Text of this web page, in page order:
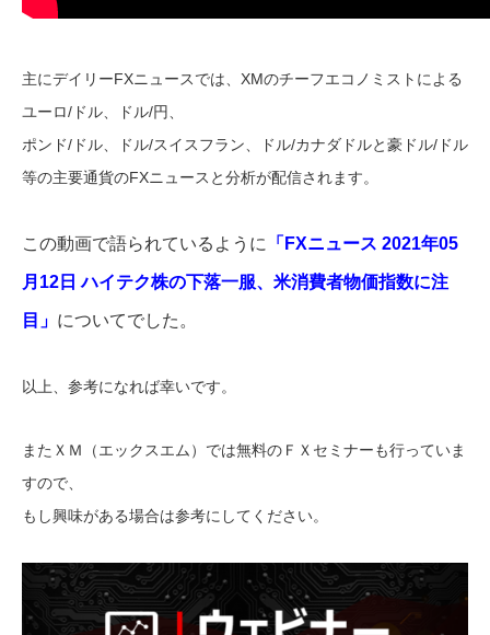
主にデイリーFXニュースでは、XMのチーフエコノミストによる
ユーロ/ドル、ドル/円、
ポンド/ドル、ドル/スイスフラン、ドル/カナダドルと豪ドル/ドル
等の主要通貨のFXニュースと分析が配信されます。
この動画で語られているように 「FXニュース 2021年05
月12日 ハイテク株の下落一服、米消費者物価指数に注
目」 についてでした。
以上、参考になれば幸いです。
またＸＭ（エックスエム）では無料のＦＸセミナーも行っていま
すので、
もし興味がある場合は参考にしてください。